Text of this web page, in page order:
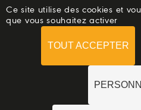
Dernier
Numéros
Ce site utilise des cookies et
que vous souhaitez activer
TOUT ACCEPTER